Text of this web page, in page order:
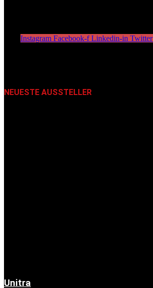
Instagram Facebook-f Linkedin-in Twitter
NEUESTE AUSSTELLER
Unitra